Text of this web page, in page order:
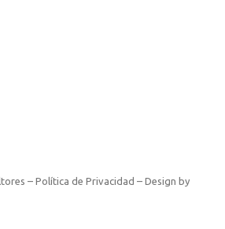
– Política de Privacidad – Design by